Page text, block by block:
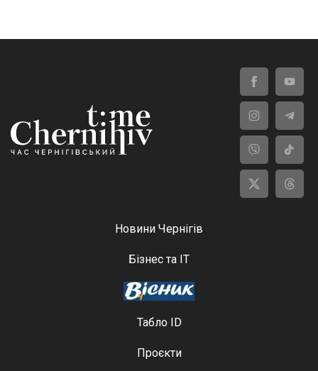
Новини Чернігів
Бізнес та ІТ
Табло ID
Проєкти